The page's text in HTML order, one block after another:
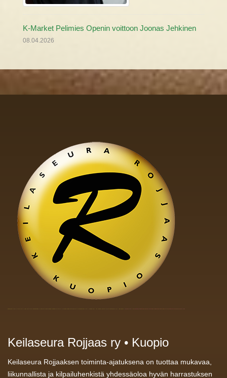
K-Market Pelimies Openin voittoon Joonas Jehkinen
08.04.2026
Keilaseura Rojjaas ry • Kuopio
Keilaseura Rojjaaksen toiminta-ajatuksena on tuottaa mukavaa,
liikunnallista ja kilpailuhenkistä yhdessäoloa hyvän harrastuksen